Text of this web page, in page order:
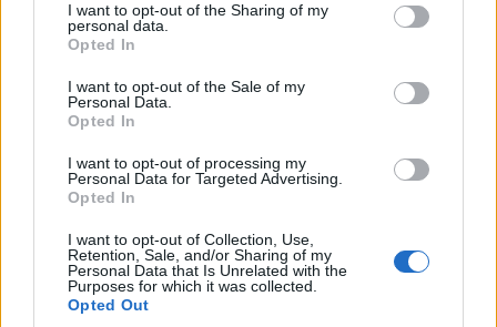
not limited to your visit or usage behaviour. You may click to
grant or deny consent to Google and its third-party tags to
use your data for below specified purposes in below Google
consent section.
I want to opt-out of the Sharing of my
personal data.
Opted In
I want to opt-out of the Sale of my
Personal Data.
Opted In
I want to opt-out of processing my
Personal Data for Targeted Advertising.
Opted In
I want to opt-out of Collection, Use,
Retention, Sale, and/or Sharing of my
Personal Data that Is Unrelated with the
Purposes for which it was collected.
Opted Out
των Βουρλών
3/08/2026 - 4:40μμ